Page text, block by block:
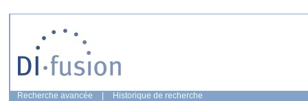
Recherche avancée Historique de recherche